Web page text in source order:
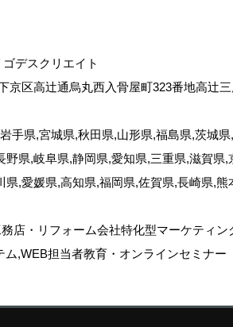
デスクリエイト
京区高辻通烏丸西入骨屋町323番地高辻
手県,宮城県,秋田県,山形県,福島県,茨城
野県,岐阜県,静岡県,愛知県,三重県,滋賀
県,愛媛県,高知県,福岡県,佐賀県,長崎県,
店・リフォーム会社特化型マーケティ
,WEB担当者教育・オンラインセミナー
All Rights Reserved.